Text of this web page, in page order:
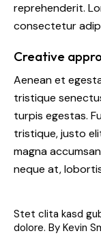
reprehenderit.
consectetur
Creative
Aenean et
tristique
turpis egestas.
tristique, justo
magna
neque at,
Stet clita kasd
dolore. By Kevin